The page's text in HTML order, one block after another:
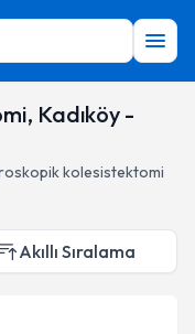
Kadıköy -
kolesistektomi
Akıllı Sıralama